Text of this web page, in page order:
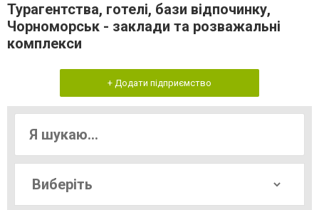
Турагентства, готелі, бази відпочинку,
Чорноморськ - заклади та розважальні
комплекси
+ Додати підприємство